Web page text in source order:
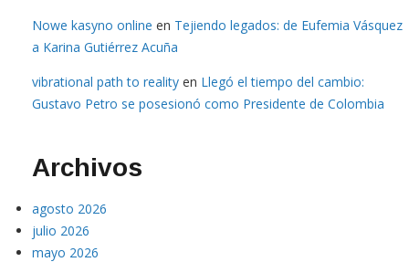
Nowe kasyno online en Tejiendo legados: de Eufemia Vásquez
a Karina Gutiérrez Acuña
vibrational path to reality en Llegó el tiempo del cambio:
Gustavo Petro se posesionó como Presidente de Colombia
Archivos
agosto 2026
julio 2026
mayo 2026